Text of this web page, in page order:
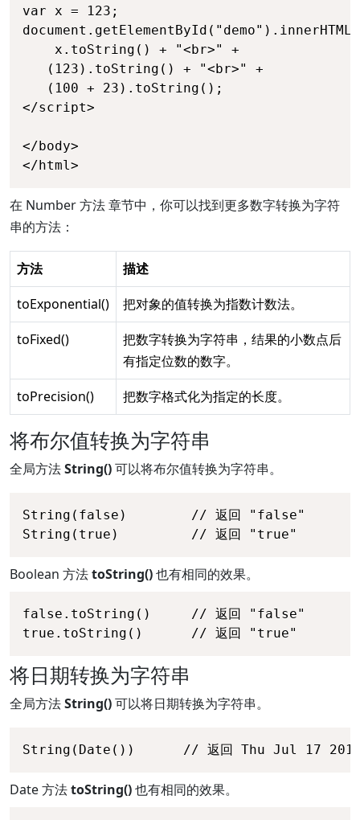
var x = 123;
document.getElementById("demo").innerHTML
    x.toString() + "<br>" +
   (123).toString() + "<br>" +
   (100 + 23).toString();
</script>
</body>
</html>
在 Number 方法章节中，你可以找到更多数字转换为字符
串的方法：
方法
描述
toExponential()
把对象的值转换为指数计数法。
toFixed()
把数字转换为字符串，结果的小数点后
有指定位数的数字。
toPrecision()
把数字格式化为指定的长度。
将布尔值转换为字符串
全局方法String()可以将布尔值转换为字符串。
String(false)        // 返回 "false"
String(true)         // 返回 "true"
Boolean 方法toString()也有相同的效果。
false.toString()     // 返回 "false"
true.toString()      // 返回 "true"
将日期转换为字符串
全局方法String()可以将日期转换为字符串。
String(Date())      // 返回 Thu Jul 17 2014
Date 方法toString()也有相同的效果。